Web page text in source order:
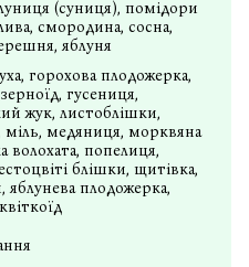
(суниця), помідори
смородина, сосна,
яблуня
горохова плодожерка,
гусениця,
жук, листоблішки,
міль, медяниця, морквяна
волохата, попелиця,
блішки, щитівка,
плодожерка,